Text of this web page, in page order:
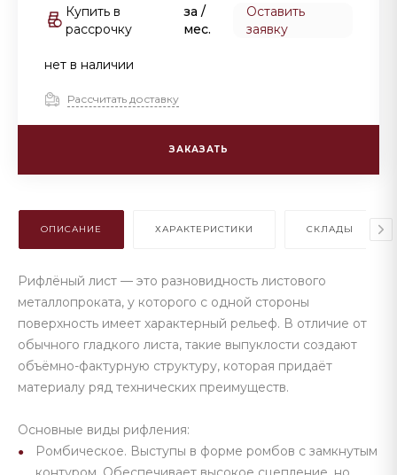
Купить в
рассрочку
за/
мес.
Оставить
заявку
нет в наличии
Рассчитать доставку
ЗАКАЗАТЬ
ОПИСАНИЕ ХАРАКТЕРИСТИКИ СКЛАДЫ
Рифлёный лист — это разновидность листового
металлопроката, у которого с одной стороны
поверхность имеет характерный рельеф. В отличие от
обычного гладкого листа, такие выпуклости создают
объёмно-фактурную структуру, которая придаёт
материалу ряд технических преимуществ.
Основные виды рифления:
Ромбическое. Выступы в форме ромбов с замкнутым